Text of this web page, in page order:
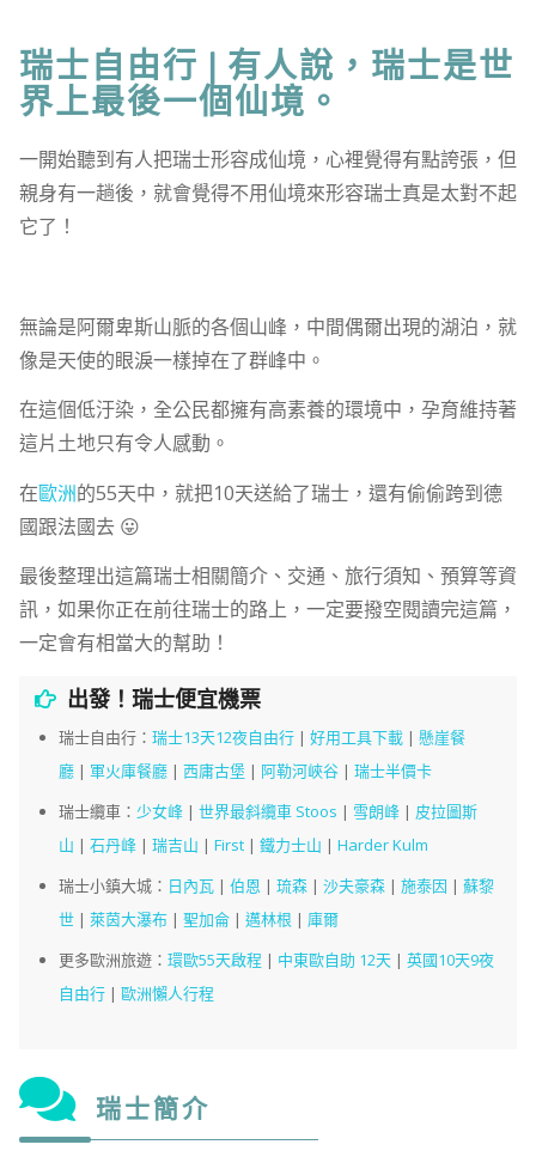
瑞士自由行 | 有人說，瑞士是世
界上最後一個仙境。
一開始聽到有人把瑞士形容成仙境，心裡覺得有點誇張，但
親身有一趟後，就會覺得不用仙境來形容瑞士真是太對不起
它了！
無論是阿爾卑斯山脈的各個山峰，中間偶爾出現的湖泊，就
像是天使的眼淚一樣掉在了群峰中。
在這個低汙染，全公民都擁有高素養的環境中，孕育維持著
這片土地只有令人感動。
在歐洲的55天中，就把10天送給了瑞士，還有偷偷跨到德
國跟法國去 😛
最後整理出這篇瑞士相關簡介、交通、旅行須知、預算等資
訊，如果你正在前往瑞士的路上，一定要撥空閱讀完這篇，
一定會有相當大的幫助！
出發！瑞士便宜機票
瑞士自由行： 瑞士13天12夜自由行| 好用工具下載| 懸崖餐
廳| 軍火庫餐廳| 西庸古堡 | 阿勒河峽谷| 瑞士半價卡
瑞士纜車： 少女峰| 世界最斜纜車 Stoos | 雪朗峰| 皮拉圖斯
山 | 石丹峰| 瑞吉山 | First| 鐵力士山 | Harder Kulm
瑞士小鎮大城： 日內瓦| 伯恩 | 琉森| 沙夫豪森| 施泰因 | 蘇黎
世| 萊茵大瀑布| 聖加侖| 邁林根 | 庫爾
更多歐洲旅遊： 環歐55天啟程 | 中東歐自助 12天| 英國10天9夜
自由行| 歐洲懶人行程
瑞士簡介